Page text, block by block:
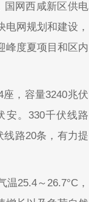
国网西咸新区供电
网规划和建设，
峰度夏项目和区内
，容量3240兆伏
安。330千伏线路
线路20条，有力提
25.4～26.7°C，